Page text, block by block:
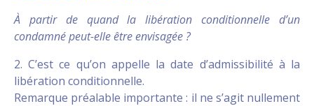
À partir de quand la libération conditionnelle d’un
condamné peut-elle être envisagée ?
2. C’est ce qu’on appelle la date d’admissibilité à la
libération conditionnelle.
Remarque préalable importante : il ne s’agit nullement